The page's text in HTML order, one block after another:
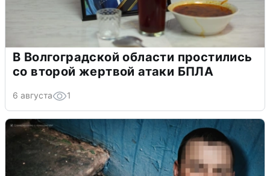
В Волгоградской области простились
со второй жертвой атаки БПЛА
6 августа 1